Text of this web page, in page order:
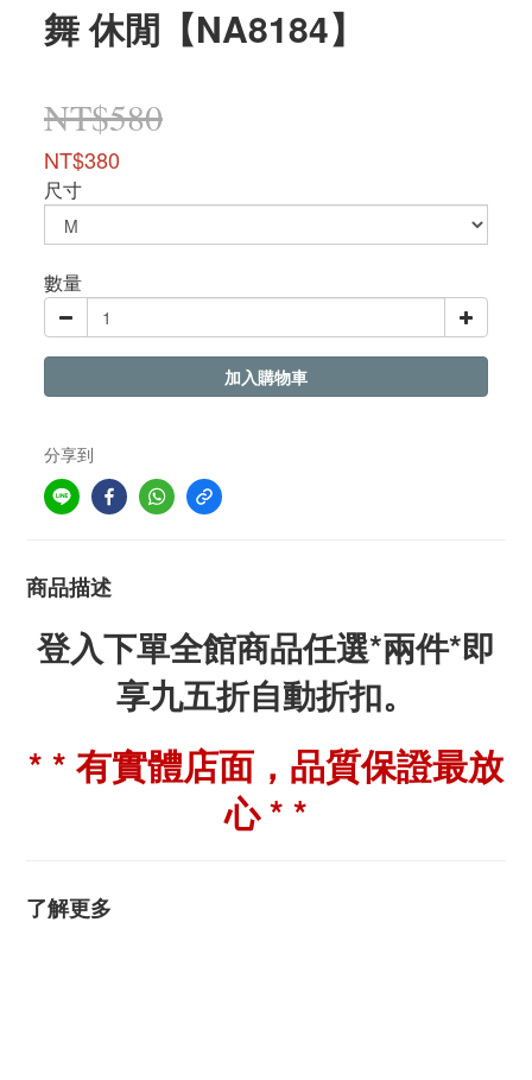
舞 休閒【NA8184】
NT$580
NT$380
尺寸
數量
加入購物車
分享到
商品描述
登入下單全館商品任選*兩件*即
享九五折自動折扣。
* * 有實體店面，品質保證最放
心 * *
了解更多